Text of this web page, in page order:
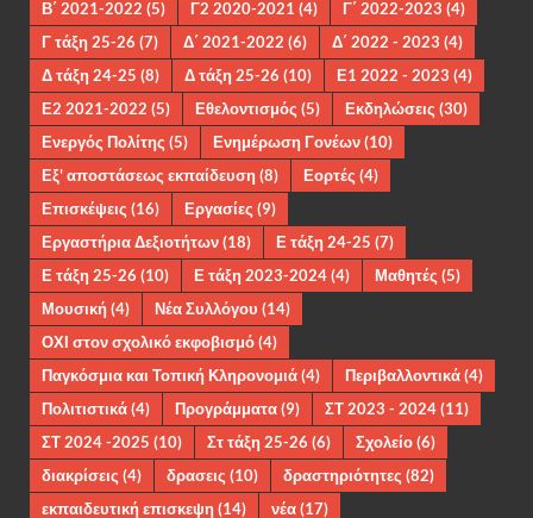
Β΄ 2021-2022 (5) Γ2 2020-2021 (4) Γ΄ 2022-2023 (4)
Γ τάξη 25-26 (7) Δ΄ 2021-2022 (6) Δ΄ 2022 - 2023 (4)
Δ τάξη 24-25 (8) Δ τάξη 25-26 (10) Ε1 2022 - 2023 (4)
Ε2 2021-2022 (5) Εθελοντισμός (5) Εκδηλώσεις (30)
Ενεργός Πολίτης (5) Ενημέρωση Γονέων(10)
Εξ' αποστάσεως εκπαίδευση(8) Εορτές (4)
Επισκέψεις (16) Εργασίες (9)
Εργαστήρια Δεξιοτήτων(18) Ε τάξη 24-25 (7)
Ε τάξη 25-26 (10) Ε τάξη 2023-2024(4) Μαθητές (5)
Μουσική(4) Νέα Συλλόγου (14)
ΟΧΙ στον σχολικό εκφοβισμό(4)
Παγκόσμια και Τοπική Κληρονομιά(4) Περιβαλλοντικά(4)
Πολιτιστικά(4) Προγράμματα(9) ΣΤ 2023 - 2024(11)
ΣΤ 2024 -2025 (10) Στ τάξη 25-26 (6) Σχολείο(6)
διακρίσεις (4) δρασεις (10) δραστηριότητες (82)
εκπαιδευτική επισκεψη(14) νέα(17)